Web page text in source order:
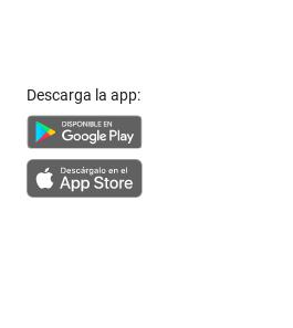
Descarga la app: